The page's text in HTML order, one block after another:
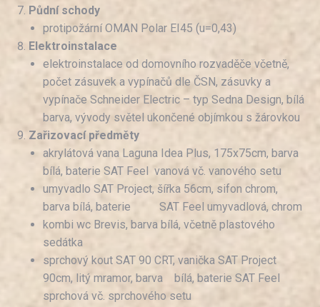
Půdní schody
protipožární OMAN Polar EI45 (u=0,43)
Elektroinstalace
elektroinstalace od domovního rozvaděče včetně,
počet zásuvek a vypínačů dle ČSN, zásuvky a
vypínače Schneider Electric – typ Sedna Design, bílá
barva, vývody světel ukončené objímkou s žárovkou
Zařizovací předměty
akrylátová vana Laguna Idea Plus, 175x75cm, barva
bílá, baterie SAT Feel vanová vč. vanového setu
umyvadlo SAT Project, šířka 56cm, sifon chrom,
barva bílá, baterie SAT Feel umyvadlová, chrom
kombi wc Brevis, barva bílá, včetně plastového
sedátka
sprchový kout SAT 90 CRT, vanička SAT Project
90cm, litý mramor, barva bílá, baterie SAT Feel
sprchová vč. sprchového setu